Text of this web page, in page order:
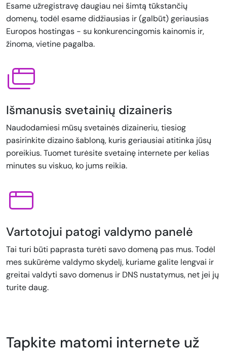
Esame užregistravę daugiau nei šimtą tūkstančių
domenų, todėl esame didžiausias ir (galbūt) geriausias
Europos hostingas - su konkurencingomis kainomis ir,
žinoma, vietine pagalba.
Išmanusis svetainių dizaineris
Naudodamiesi mūsų svetainės dizaineriu, tiesiog
pasirinkite dizaino šabloną, kuris geriausiai atitinka jūsų
poreikius. Tuomet turėsite svetainę internete per kelias
minutes su viskuo, ko jums reikia.
Vartotojui patogi valdymo panelė
Tai turi būti paprasta turėti savo domeną pas mus. Todėl
mes sukūrėme valdymo skydelį, kuriame galite lengvai ir
greitai valdyti savo domenus ir DNS nustatymus, net jei jų
turite daug.
Tapkite matomi internete už